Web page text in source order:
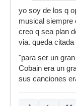
yo soy de los q
musical siempre
creo q sea plan
via. queda
"para ser un
Cobain era un
sus canciones